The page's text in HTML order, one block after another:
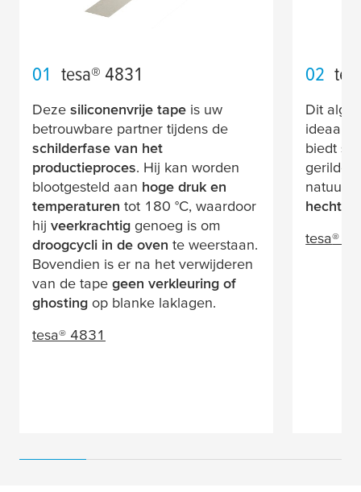
01 tesa® 4831
Deze siliconenvrije tape is uw
betrouwbare partner tijdens de
schilderfase van het
productieproces. Hij kan worden
blootgesteld aan hoge druk en
temperaturen tot 180 °C, waardoor
hij veerkrachtig genoeg is om
droogcycli in de oven te weerstaan.
Bovendien is er na het verwijderen
van de tape geen verkleuring of
ghosting op blanke laklagen.
tesa® 4831
02
Dit
ideaal
biedt
gerilde
tesa®